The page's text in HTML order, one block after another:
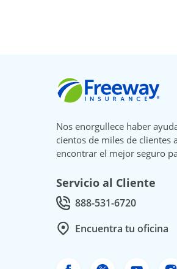
Freeway Insurance
Nos enorgullece haber
cientos de miles de clientes a
encontrar el mejor seguro
Servicio al Cliente
Call Customer service at
888-531-6720
Encuentra tu oficina